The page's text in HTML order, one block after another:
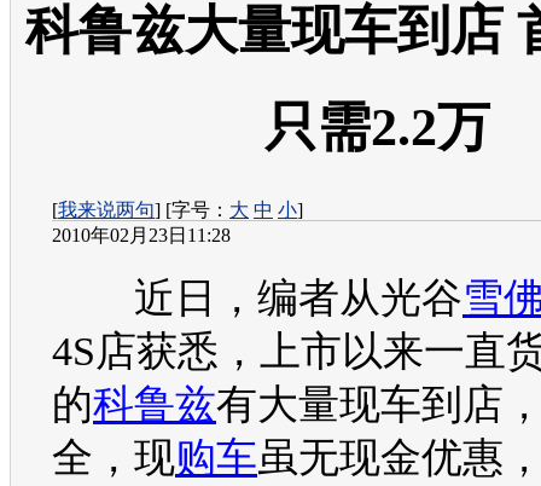
科鲁兹大量现车到店
只需2.2万
[我来说两句] [字号： 大 中 小]
2010年02月23日11:28
近日，编者从光谷雪
4S店获悉，上市以来一直
的科鲁兹有大量现车到店
全，现购车虽无现金优惠